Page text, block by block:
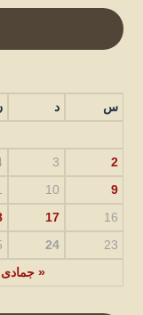
س د
« جمادى
2
3
9
10
16
17
23
24